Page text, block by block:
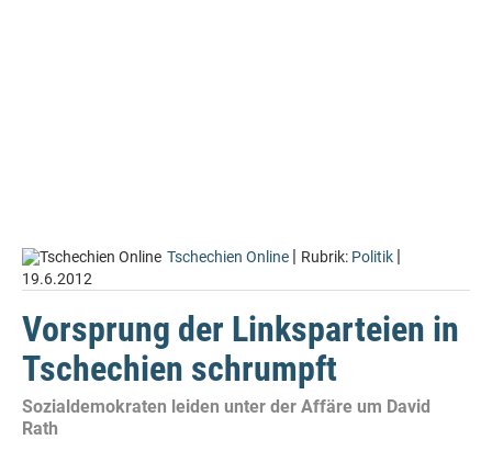
Tschechien Online | Rubrik: Politik |
19.6.2012
Vorsprung der Linksparteien in
Tschechien schrumpft
Sozialdemokraten leiden unter der Affäre um David
Rath